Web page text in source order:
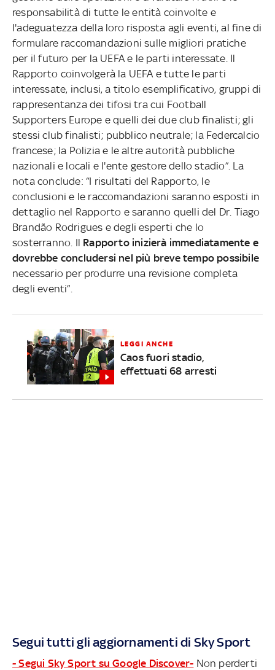
responsabilità di tutte le entità coinvolte e
l'adeguatezza della loro risposta agli eventi, al fine di
formulare raccomandazioni sulle migliori pratiche
per il futuro per la UEFA e le parti interessate. Il
Rapporto coinvolgerà la UEFA e tutte le parti
interessate, inclusi, a titolo esemplificativo, gruppi di
rappresentanza dei tifosi tra cui Football
Supporters Europe e quelli dei due club finalisti; gli
stessi club finalisti; pubblico neutrale; la Federcalcio
francese; la Polizia e le altre autorità pubbliche
nazionali e locali e l'ente gestore dello stadio”. La
nota conclude: “I risultati del Rapporto, le
conclusioni e le raccomandazioni saranno esposti in
dettaglio nel Rapporto e saranno quelli del Dr. Tiago
Brandão Rodrigues e degli esperti che lo
sosterranno. Il Rapporto inizierà immediatamente e
dovrebbe concludersi nel più breve tempo possibile
necessario per produrre una revisione completa
degli eventi”.
LEGGI ANCHE
Caos fuori stadio,
effettuati 68 arresti
Segui tutti gli aggiornamenti di Sky Sport
- Segui Sky Sport su Google Discover- Non perderti